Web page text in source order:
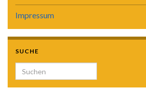
Impressum
SUCHE
Search for: